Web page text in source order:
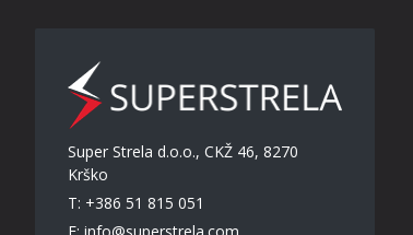
Super Strela d.o.o., CKŽ 46, 8270
Krško
T: +386 51 815 051